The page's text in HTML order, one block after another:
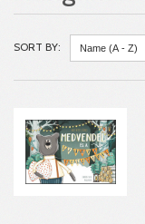
SORT BY: